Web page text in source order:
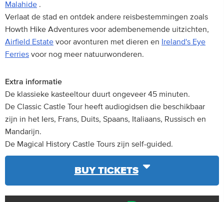
Malahide .
Verlaat de stad en ontdek andere reisbestemmingen zoals
Howth Hike Adventures voor adembenemende uitzichten,
Airfield Estate voor avonturen met dieren en
Ireland's Eye
Ferries voor nog meer natuurwonderen.
Extra informatie
De klassieke kasteeltour duurt ongeveer 45 minuten.
De Classic Castle Tour heeft audiogidsen die beschikbaar
zijn in het Iers, Frans, Duits, Spaans, Italiaans, Russisch en
Mandarijn.
De Magical History Castle Tours zijn self-guided.
BUY TICKETS